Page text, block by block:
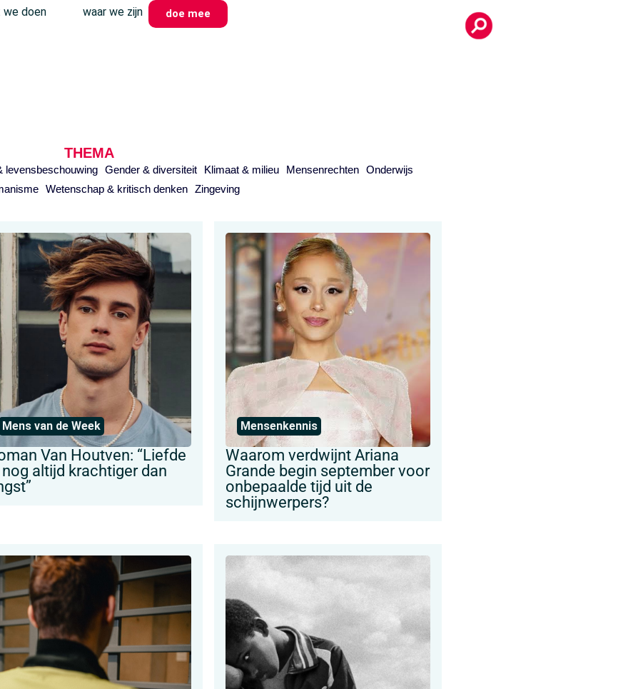
we doen waar we zijn doe mee
THEMA
levensbeschouwing Gender & diversiteit Klimaat & milieu Mensenrechten
Onderwijs
Wetenschap & kritisch denken Zingeving
Mens van de Week
Van Houtven: “Liefde
altijd krachtiger dan
Mensenkennis
Waarom verdwijnt Ariana
Grande begin september voor
onbepaalde tijd uit de
schijnwerpers?